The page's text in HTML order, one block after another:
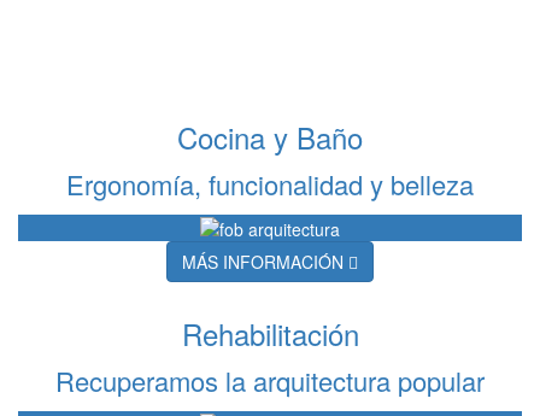
Cocina y Baño
Ergonomía, funcionalidad y belleza
MÁS INFORMACIÓN
Rehabilitación
Recuperamos la arquitectura popular